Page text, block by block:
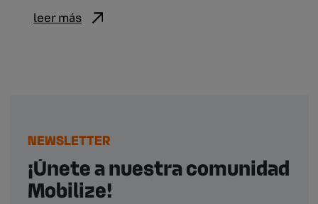
leer más
NEWSLETTER
¡Únete a nuestra comunidad
Mobilize!